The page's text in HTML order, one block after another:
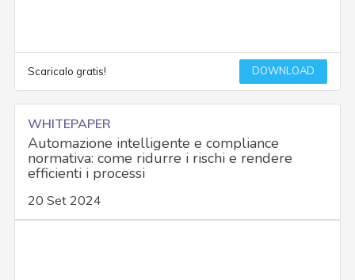
Scaricalo gratis! DOWNLOAD
WHITEPAPER
Automazione intelligente e compliance
normativa: come ridurre i rischi e rendere
efficienti i processi
20 Set 2024